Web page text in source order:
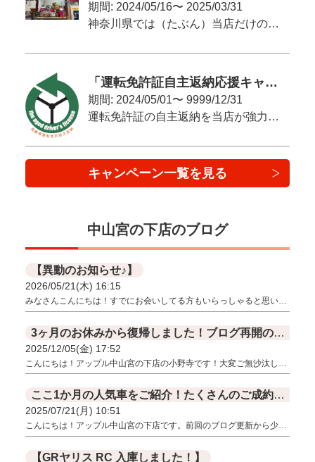
期間: 2024/05/16〜 2025/03/31
神奈川県では（たぶん）当店だけのオリジナルキャンペーン！
「運転免許証自主返納応援キャンペーン」
期間: 2024/05/01〜 9999/12/31
運転免許証の自主返納を当店が強力にバックアップ致します！
免許証自主返納の方法や使わなくなったお車を手放す最良の方法を
当店が分かりやすくご説明いたしますので、安心してお任せ下さい。
キャンペーン一覧を見る
中山宮の下店のブログ
【異動のお知らせ♪】
2026/05/21(木) 16:15
みなさんこんにちは！すでにお会いしてる方もいらっしゃると思い…
3ヶ月のお休みから復帰しました！ブログ再開のお知らせ
2025/12/05(金) 17:52
こんにちは！アップル中山宮の下店の小野寺です！大変ご無沙汰し…
ここ1か月の人気車をご紹介！たくさんのご成約ありがとうございました！
2025/07/21(月) 10:51
こんにちは！アップル中山宮の下店です。前回のブログ更新から少…
【GRヤリス RC 入庫しました！】